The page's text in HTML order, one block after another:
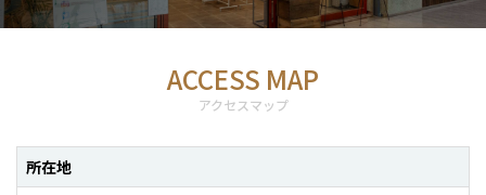
ACCESS MAP
アクセスマップ
所在地